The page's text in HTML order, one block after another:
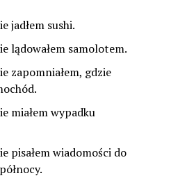
jadłem sushi.
lądowałem samolotem.
zapomniałem, gdzie
miałem wypadku
pisałem wiadomości do